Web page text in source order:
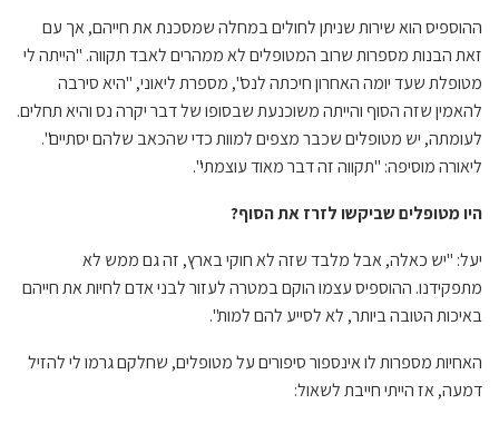
ההוספיס הוא שירות שניתן לחולים במחלה שמסכנת את חייהם, אך עם
זאת הבנות מספרות שרוב המטופלים לא ממהרים לאבד תקווה. "הייתה לי
מטופלת שעד יומה האחרון חיכתה לנס", מספרת ליאוני, "היא סירבה
להאמין שזה הסוף והייתה משוכנעת שבסופו של דבר יקרה נס והיא תחלים.
לעומתה, יש מטופלים שכבר מצפים למוות כדי שהכאב שלהם יסתיים".
ליאורה מוסיפה: "תקווה זה דבר מאוד עוצמתי".
היו מטופלים שביקשו לזרז את הסוף?
יעל: "יש כאלה, אבל מלבד שזה לא חוקי בארץ, זה גם ממש לא
מתפקידנו. ההוספיס עצמו הוקם במטרה לעזור לבני אדם לחיות את חייהם
באיכות הטובה ביותר, לא לסייע להם למות".
האחיות מספרות לו אינספור סיפורים על מטופלים, שחלקם גרמו לי להזיל
דמעה, אז הייתי חייבת לשאול: